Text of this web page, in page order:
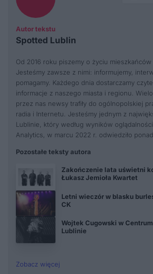
Autor tekstu
Spotted Lublin
Od 2016 roku piszemy o życiu mieszkańców
Jesteśmy zawsze z nimi: informujemy,
pomagamy. Każdego dnia dostarczamy
informacje z naszego miasta i regionu.
przez nas newsy trafiły do ogólnopolskiej
radia i Internetu. Jesteśmy jednym z
Lublinie, który według wyników
Analytics, w marcu 2022 r. odwiedziło
Pozostałe teksty autora
Zakończenie lata uświetni
Łukasz Jemioła Kwartet
Letni wieczór w blasku
CK
Wojtek Cugowski w
Lublinie
Zobacz więcej